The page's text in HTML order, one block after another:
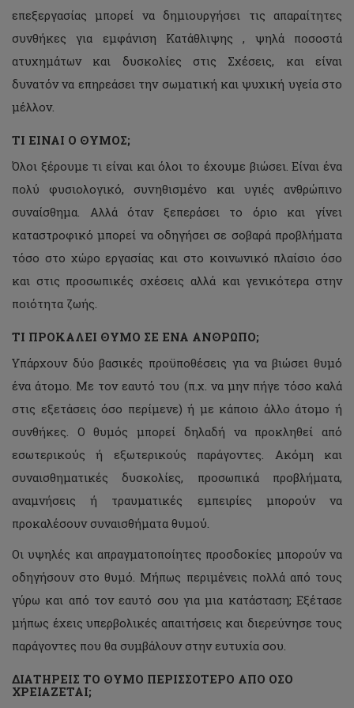
επεξεργασίας μπορεί να δημιουργήσει τις απαραίτητες
συνθήκες για εμφάνιση Κατάθλιψης , ψηλά ποσοστά
ατυχημάτων και δυσκολίες στις Σχέσεις, και είναι
δυνατόν να επηρεάσει την σωματική και ψυχική υγεία στο
μέλλον.
ΤΙ ΕΙΝΑΙ Ο ΘΥΜΟΣ;
Όλοι ξέρουμε τι είναι και όλοι το έχουμε βιώσει. Είναι ένα
πολύ φυσιολογικό, συνηθισμένο και υγιές ανθρώπινο
συναίσθημα. Αλλά όταν ξεπεράσει το όριο και γίνει
καταστροφικό μπορεί να οδηγήσει σε σοβαρά προβλήματα
τόσο στο χώρο εργασίας και στο κοινωνικό πλαίσιο όσο
και στις προσωπικές σχέσεις αλλά και γενικότερα στην
ποιότητα ζωής.
ΤΙ ΠΡΟΚΑΛΕΙ ΘΥΜΟ ΣΕ ΕΝΑ ΑΝΘΡΩΠΟ;
Υπάρχουν δύο βασικές προϋποθέσεις για να βιώσει θυμό
ένα άτομο. Με τον εαυτό του (π.χ. να μην πήγε τόσο καλά
στις εξετάσεις όσο περίμενε) ή με κάποιο άλλο άτομο ή
συνθήκες. Ο θυμός μπορεί δηλαδή να προκληθεί από
εσωτερικούς ή εξωτερικούς παράγοντες. Ακόμη και
συναισθηματικές δυσκολίες, προσωπικά προβλήματα,
αναμνήσεις ή τραυματικές εμπειρίες μπορούν να
προκαλέσουν συναισθήματα θυμού.
Οι υψηλές και απραγματοποίητες προσδοκίες μπορούν να
οδηγήσουν στο θυμό. Μήπως περιμένεις πολλά από τους
γύρω και από τον εαυτό σου για μια κατάσταση; Εξέτασε
μήπως έχεις υπερβολικές απαιτήσεις και διερεύνησε τους
παράγοντες που θα συμβάλουν στην ευτυχία σου.
ΔΙΑΤΗΡΕΙΣ ΤΟ ΘΥΜΟ ΠΕΡΙΣΣΟΤΕΡΟ ΑΠΟ ΟΣΟ
ΧΡΕΙΑΖΕΤΑΙ;